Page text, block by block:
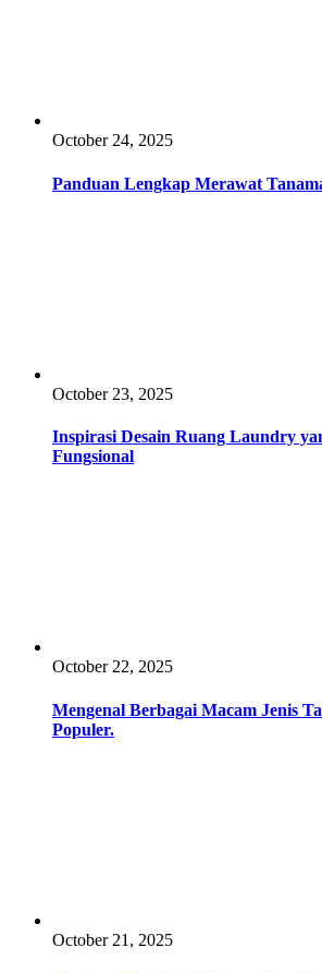
October 24, 2025
Panduan Lengkap Merawat
October 23, 2025
Inspirasi Desain Ruang Laundry
Fungsional
October 22, 2025
Mengenal Berbagai Macam Jenis
Populer.
October 21, 2025